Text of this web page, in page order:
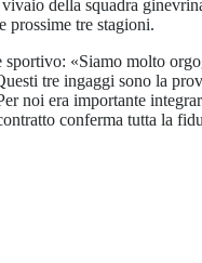
vivaio della squadra
prossime tre stagioni.
sportivo: «Siamo molto
tre ingaggi sono la
noi era importante
conferma tutta la